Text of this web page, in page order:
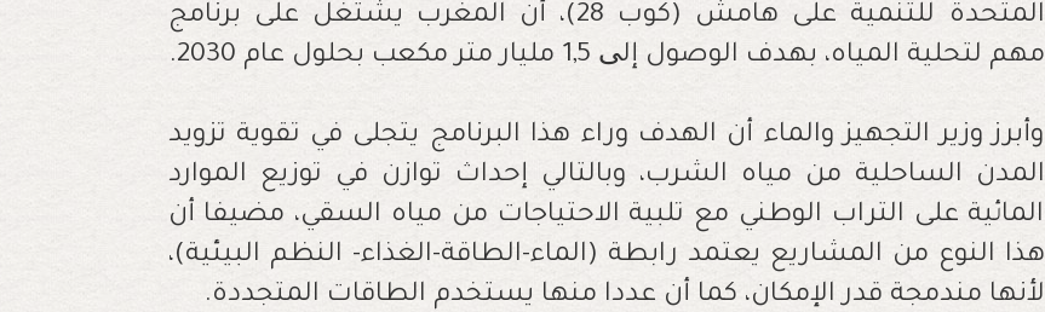
المتحدة للتنمية على هامش (كوب 28)، أن المغرب يشتغل على برنامج
مهم لتحلية المياه، بهدف الوصول إلی 1,5 مليار متر مكعب بحلول عام 2030.
وأبرز وزير التجهيز والماء أن الهدف وراء هذا البرنامج يتجلى في تقوية تزويد
المدن الساحلية من مياه الشرب، وبالتالي إحداث توازن في توزيع الموارد
المائية على التراب الوطني مع تلبية الاحتياجات من مياه السقي، مضيفا أن
هذا النوع من المشاريع يعتمد رابطة (الماء-الطاقة-الغذاء- النظم البيئية)،
لأنها مندمجة قدر الإمكان، كما أن عددا منها يستخدم الطاقات المتجددة.